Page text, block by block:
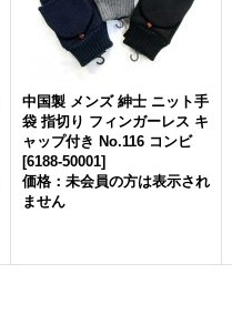
中国製 メンズ 紳士 ニット手
袋 指切り フィンガーレス キ
ャップ付き No.116 コンビ
[6188-50001]
価格：未会員の方は表示され
ません